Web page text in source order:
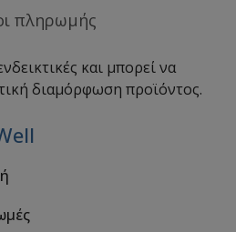
πληρωμής
και μπορεί να
διαμόρφωση προϊόντος.